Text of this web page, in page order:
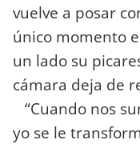
vuelve a posar
único momento
un lado su
cámara deja de
“Cuando nos
yo se le